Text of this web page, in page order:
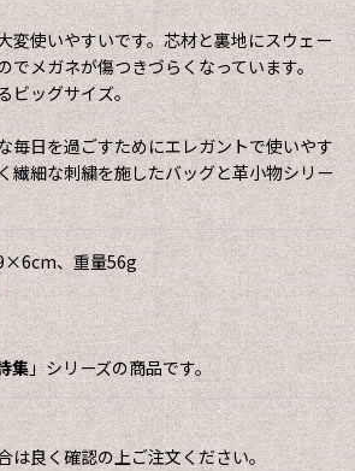
変使いやすいです。芯材と裏地にスウェー
でメガネが傷つきづらくなっています。
ビッグサイズ。
毎日を過ごすためにエレガントで使いやす
繊細な刺繍を施したバッグと革小物シリー
、重量56g
集 」シリーズの商品です。
良く確認の上ご注文ください。